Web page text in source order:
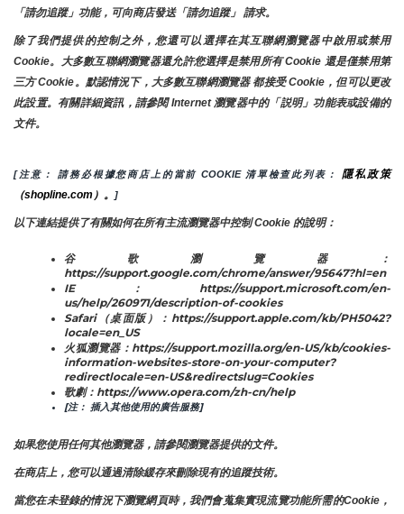
「請勿追蹤」功能，可向商店發送「請勿追蹤」 請求。
除了我們提供的控制之外，您還可以選擇在其互聯網瀏覽器中啟用或禁用
Cookie。大多數互聯網瀏覽器還允許您選擇是禁用所有 Cookie 還是僅禁用第
三方 Cookie。默認情況下，大多數互聯網瀏覽器 都接受 Cookie，但可以更改
此設置。有關詳細資訊，請參閱 Internet 瀏覽器中的「説明」功能表或設備的
文件。
[注意： 請務必根據您商店上的當前 COOKIE 清單檢查此列表： 隱私政策
（shopline.com）。
]
以下連結提供了有關如何在所有主流瀏覽器中控制 Cookie 的說明：
谷歌瀏覽器：
https://support.google.com/chrome/answer/95647?hl=en
IE：https://support.microsoft.com/en-
us/help/260971/description-of-cookies
Safari（桌面版）：https://support.apple.com/kb/PH5042?
locale=en_US
火狐瀏覽器：https://support.mozilla.org/en-US/kb/cookies-
information-websites-store-on-your-computer?
redirectlocale=en-US&redirectslug=Cookies
歌劇：https://www.opera.com/zh-cn/help
[注： 插入其他使用的廣告服務]
如果您使用任何其他瀏覽器，請參閱瀏覽器提供的文件。
在商店上，您可以通過清除緩存來刪除現有的追蹤技術。
當您在未登錄的情況下瀏覽網頁時，我們會蒐集實現流覽功能所需的Cookie，